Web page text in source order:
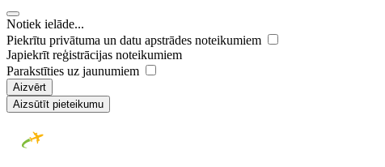
Notiek ielāde...
Piekrītu privātuma un datu apstrādes noteikumiem
Japiekrīt reģistrācijas noteikumiem
Parakstīties uz jaunumiem
Aizvērt
Aizsūtīt pieteikumu